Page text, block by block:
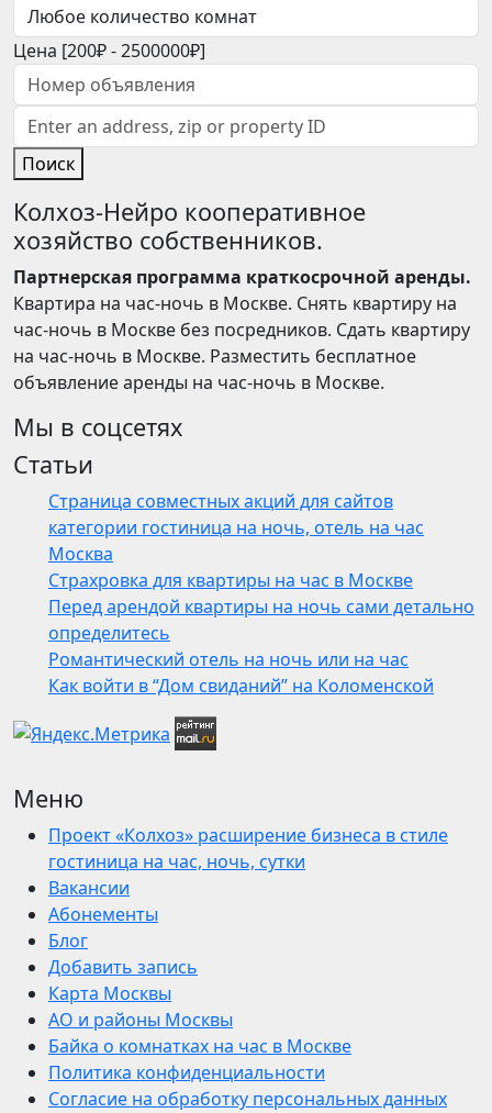
Цена [200₽-2500000₽]
Поиск
Колхоз-Нейро кооперативное
хозяйство собственников.
Партнерская программа краткосрочной аренды.
Квартира на час-ночь в Москве. Снять квартиру на
час-ночь в Москве без посредников. Сдать квартиру
на час-ночь в Москве. Разместить бесплатное
объявление аренды на час-ночь в Москве.
Мы в соцсетях
Статьи
Страница совместных акций для сайтов
категории гостиница на ночь, отель на час
Москва
Страхровка для квартиры на час в Москве
Перед арендой квартиры на ночь сами детально
определитесь
Романтический отель на ночь или на час
Как войти в “Дом свиданий” на Коломенской
Меню
Проект «Колхоз» расширение бизнеса в стиле
гостиница на час, ночь, сутки
Вакансии
Абонементы
Блог
Добавить запись
Карта Москвы
АО и районы Москвы
Байка о комнатках на час в Москве
Политика конфиденциальности
Согласие на обработку персональных данных